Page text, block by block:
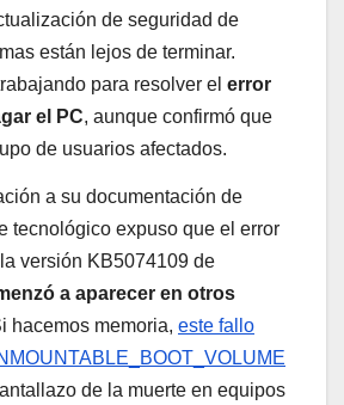
de seguridad de
están lejos de terminar.
para resolver el error
el PC, aunque confirmó que
de usuarios afectados.
a su documentación de
tecnológico expuso que el error
versión KB5074109 de
a aparecer en otros
hacemos memoria, este fallo
de la muerte en equipos